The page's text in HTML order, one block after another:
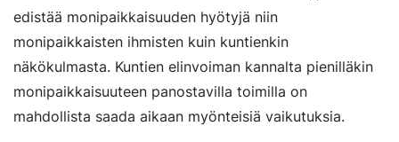
edistää monipaikkaisuuden hyötyjä niin
monipaikkaisten ihmisten kuin kuntienkin
näkökulmasta. Kuntien elinvoiman kannalta pienilläkin
monipaikkaisuuteen panostavilla toimilla on
mahdollista saada aikaan myönteisiä vaikutuksia.